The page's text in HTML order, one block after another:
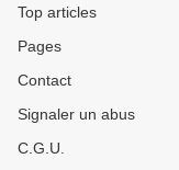
Top articles
Pages
Contact
Signaler un abus
C.G.U.